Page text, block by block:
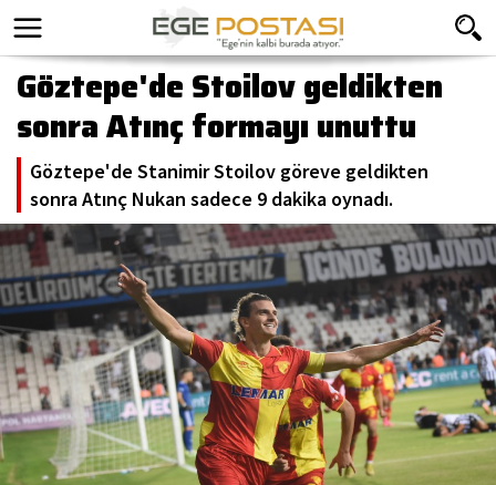
Göztepe'de Stoilov geldikten
sonra Atınç formayı unuttu
Göztepe'de Stanimir Stoilov göreve geldikten
sonra Atınç Nukan sadece 9 dakika oynadı.